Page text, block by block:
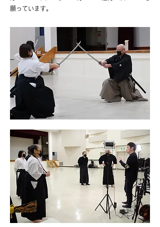
願っています。